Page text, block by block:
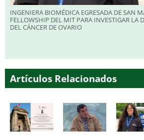
INGENIERA BIOMÉDICA EGRESADA DE SAN
FELLOWSHIP DEL MIT PARA INVESTIGAR LA
DEL CÁNCER DE OVARIO
Artículos Relacionados